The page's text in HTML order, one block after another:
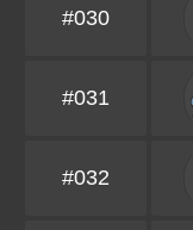
#030
#031
#032